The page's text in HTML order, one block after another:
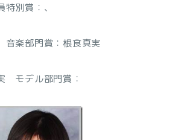
別賞： 、
音楽部門賞：根食真実
モデル部門賞：